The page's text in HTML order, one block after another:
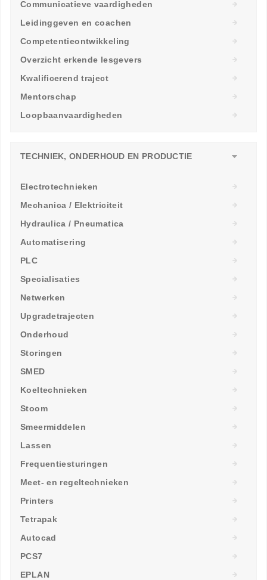
Communicatieve vaardigheden
Leidinggeven en coachen
Competentieontwikkeling
Overzicht erkende lesgevers
Kwalificerend traject
Mentorschap
Loopbaanvaardigheden
TECHNIEK, ONDERHOUD EN PRODUCTIE
Electrotechnieken
Mechanica / Elektriciteit
Hydraulica / Pneumatica
Automatisering
PLC
Specialisaties
Netwerken
Upgradetrajecten
Onderhoud
Storingen
SMED
Koeltechnieken
Stoom
Smeermiddelen
Lassen
Frequentiesturingen
Meet- en regeltechnieken
Printers
Tetrapak
Autocad
PCS7
EPLAN